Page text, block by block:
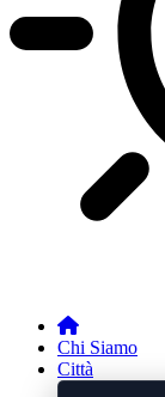
Chi Siamo
Città